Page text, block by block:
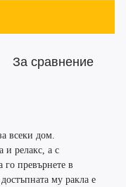
За сравнение
всеки дом.
и релакс, а с
го превърнете в
му ракла е